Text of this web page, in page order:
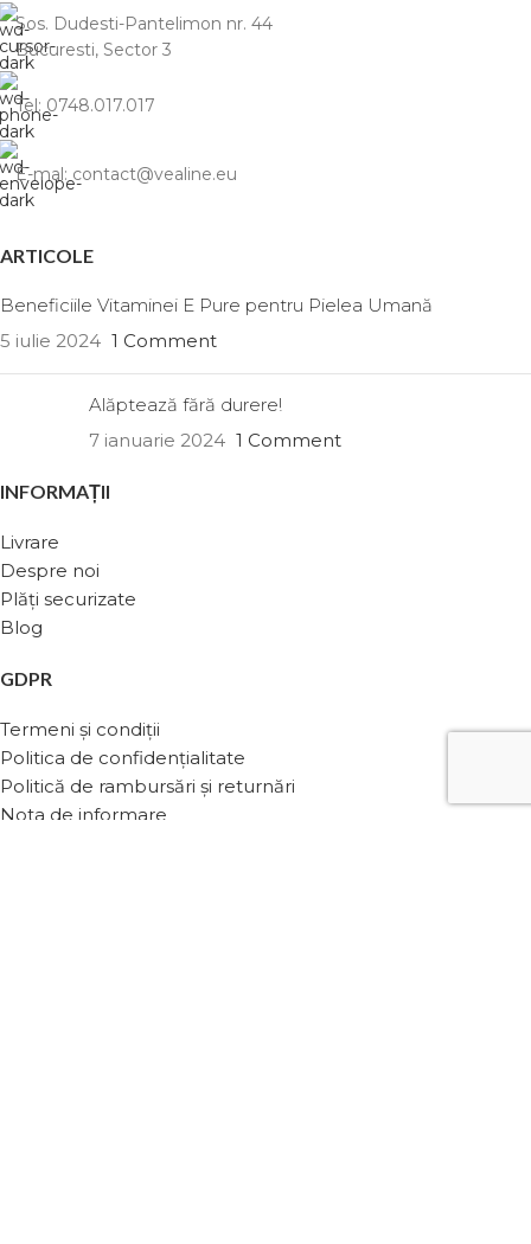
Sos. Dudesti-Pantelimon nr. 44
Bucuresti, Sector 3
Tel: 0748.017.017
E-mal: contact@vealine.eu
ARTICOLE
Beneficiile Vitaminei E Pure pentru Pielea Umană
5 iulie 2024 1 Comment
Alăptează fără durere!
7 ianuarie 2024 1 Comment
INFORMAȚII
Livrare
Despre noi
Plăți securizate
Blog
GDPR
Termeni și condiții
Politica de confidențialitate
Politică de rambursări și returnări
Nota de informare